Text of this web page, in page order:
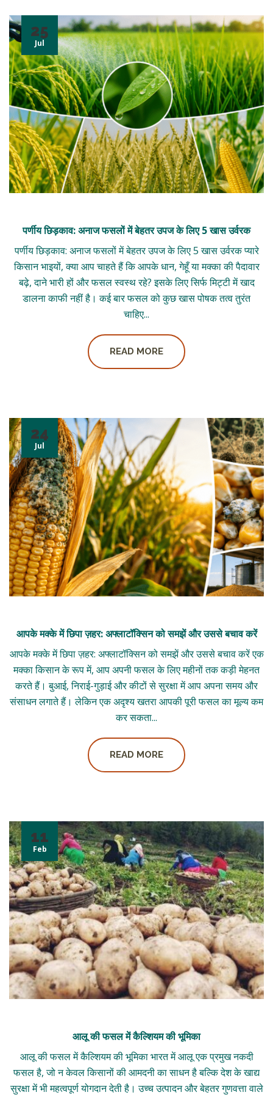
पर्णीय छिड़काव: अनाज फसलों में बेहतर उपज के लिए 5 खास उर्वरक
पर्णीय छिड़काव: अनाज फसलों में बेहतर उपज के लिए 5 खास उर्वरक प्यारे
किसान भाइयों, क्या आप चाहते हैं कि आपके धान, गेहूँ या मक्का की पैदावार
बढ़े, दाने भारी हों और फसल स्वस्थ रहे? इसके लिए सिर्फ मिट्टी में खाद
डालना काफी नहीं है। कई बार फसल को कुछ खास पोषक तत्व तुरंत
चाहिए...
READ MORE
25
Jul
आपके मक्के में छिपा ज़हर: अफ्लाटॉक्सिन को समझें और उससे बचाव करें
आपके मक्के में छिपा ज़हर: अफ्लाटॉक्सिन को समझें और उससे बचाव करें एक
मक्का किसान के रूप में, आप अपनी फसल के लिए महीनों तक कड़ी मेहनत
करते हैं। बुआई, निराई-गुड़ाई और कीटों से सुरक्षा में आप अपना समय और
संसाधन लगाते हैं। लेकिन एक अदृश्य खतरा आपकी पूरी फसल का मूल्य कम
कर सकता...
READ MORE
24
Jul
आलू की फसल में कैल्शियम की भूमिका
आलू की फसल में कैल्शियम की भूमिका भारत में आलू एक प्रमुख नकदी
फसल है, जो न केवल किसानों की आमदनी का साधन है बल्कि देश के खाद्य
सुरक्षा में भी महत्वपूर्ण योगदान देती है। उच्च उत्पादन और बेहतर गुणवत्ता वाले
11
Feb